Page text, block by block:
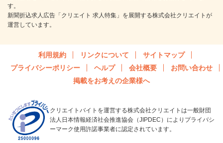
す。
新聞折込求人広告「クリエイト 求人特集」を展開する株式会社クリエイトが
運営しています。
利用規約 リンクについて
サイトマップ
プライバシーポリシー
ヘルプ 会社概要
お問い合わせ
掲載をお考えの企業様へ
クリエイトバイトを運営する株式会社クリエイトは一般財団
法人日本情報経済社会推進協会（JIPDEC）によりプライバシ
ーマーク使用許諾事業者に認定されています。